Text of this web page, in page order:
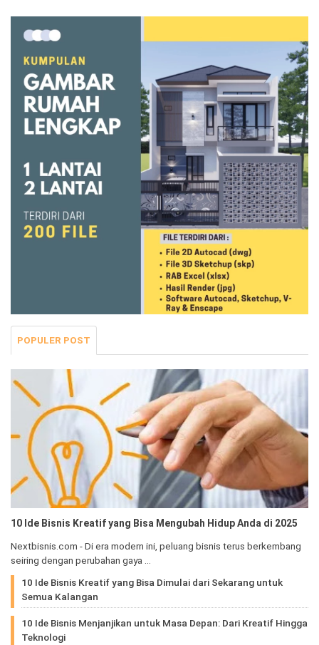
POPULER POST
10 Ide Bisnis Kreatif yang Bisa Mengubah Hidup Anda di 2025
Nextbisnis.com - Di era modern ini, peluang bisnis terus berkembang
seiring dengan perubahan gaya …
10 Ide Bisnis Kreatif yang Bisa Dimulai dari Sekarang untuk
Semua Kalangan
10 Ide Bisnis Menjanjikan untuk Masa Depan: Dari Kreatif Hingga
Teknologi